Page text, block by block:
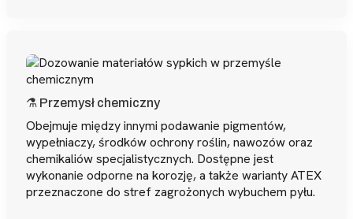
⚗️ Przemysł chemiczny
Obejmuje między innymi podawanie pigmentów,
wypełniaczy, środków ochrony roślin, nawozów oraz
chemikaliów specjalistycznych. Dostępne jest
wykonanie odporne na korozję, a także warianty ATEX
przeznaczone do stref zagrożonych wybuchem pyłu.